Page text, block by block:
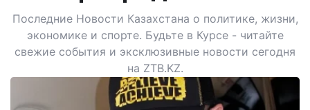
Последние Новости Казахстана о политике, жизни,
экономике и спорте. Будьте в Курсе - читайте
свежие события и эксклюзивные новости сегодня
на ZTB.KZ.